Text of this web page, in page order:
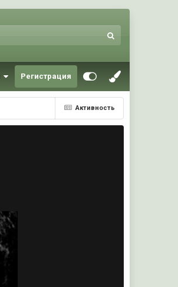
Регистрация
Активность